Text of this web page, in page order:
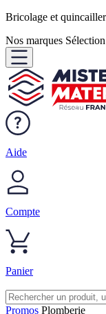
Bricolage et
Nos marques
Aide
Compte
Panier
Promos Plomberie